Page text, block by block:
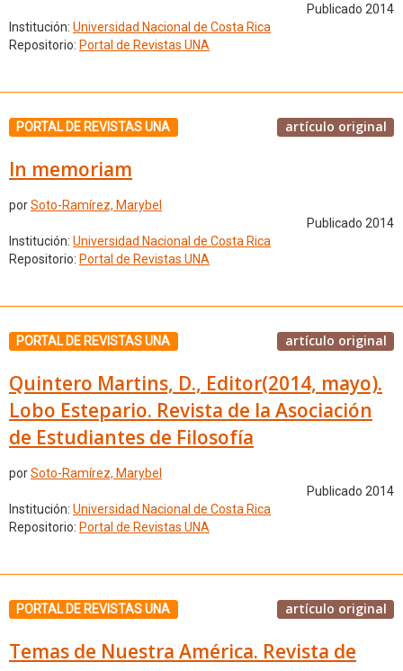
Publicado 2014
Institución: Universidad Nacional de Costa Rica
Repositorio: Portal de Revistas UNA
PORTAL DE REVISTAS UNA artículo original
In memoriam
porSoto-Ramírez, Marybel
Publicado 2014
Institución: Universidad Nacional de Costa Rica
Repositorio: Portal de Revistas UNA
PORTAL DE REVISTAS UNA artículo original
Quintero Martins, D., Editor(2014, mayo).
Lobo Estepario. Revista de la Asociación
de Estudiantes de Filosofía
porSoto-Ramírez, Marybel
Publicado 2014
Institución: Universidad Nacional de Costa Rica
Repositorio: Portal de Revistas UNA
PORTAL DE REVISTAS UNA artículo original
Temas de Nuestra América. Revista de